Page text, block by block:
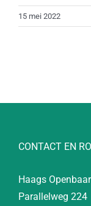
15 mei 2022
CONTACT EN
Haags
Parallelweg 224